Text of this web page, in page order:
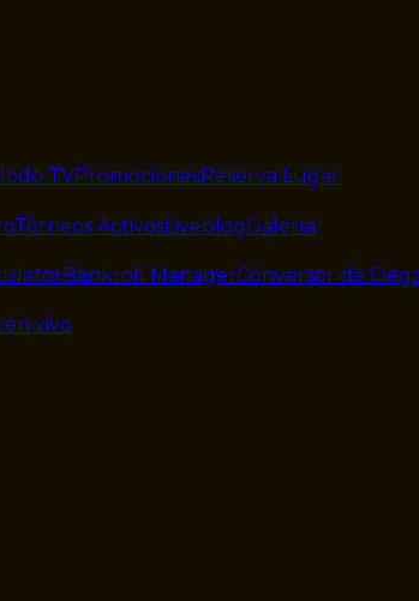
TVPromocionesReserva Lugar
Torneos ActivosLiveblogGalería
Bankroll ManagerConversor de
en vivo